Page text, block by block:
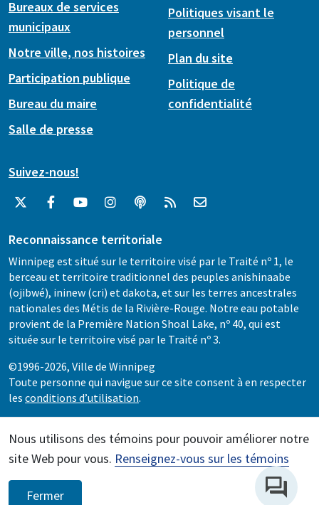
Fermer
Nous utilisons des témoins pour pouvoir améliorer notre
site Web pour vous. Renseignez-vous sur les témoins
Bureaux de services
municipaux
Notre ville, nos histoires
Participation publique
Bureau du maire
Salle de presse
Politiques visant le
personnel
Plan du site
Politique de
confidentialité
Suivez-nous!
Reconnaissance territoriale
Winnipeg est situé sur le territoire visé par le Traité nº 1, le
berceau et territoire traditionnel des peuples anishinaabe
(ojibwé), ininew (cri) et dakota, et sur les terres ancestrales
nationales des Métis de la Rivière-Rouge. Notre eau potable
provient de la Première Nation Shoal Lake, nº 40, qui est
située sur le territoire visé par le Traité nº 3.
©1996-2026, Ville de Winnipeg
Toute personne qui navigue sur ce site consent à en respecter
les conditions d’utilisation.